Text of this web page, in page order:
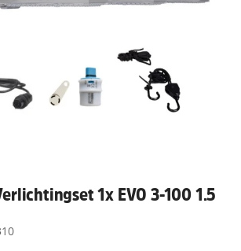
1x EVO 3-100 1.5